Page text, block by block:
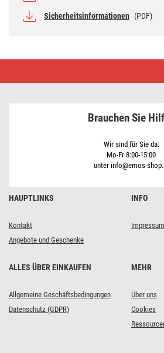
Sicherheitsinformationen (PDF)
TAMBO
HAUPTLINKS
Kontakt
Angebote und Geschenke
INFO
Impressum
ALLES ÜBER EINKAUFEN
Allgemeine Geschäftsbedingungen
Datenschutz (GDPR)
MEHR
Über uns
Cookies
Brauchen Sie
Wir sind für Sie da:
Mo-Fr 8:00-15:00
unter info@emos-